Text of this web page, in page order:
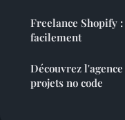
Freelance Shopify
facilement
Découvrez
projets no code